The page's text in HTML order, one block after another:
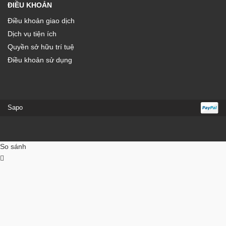
ĐIỀU KHOẢN
Điều khoản giao dịch
Dịch vụ tiện ích
Quyền sở hữu trí tuệ
Điều khoản sử dụng
Sapo
So sánh